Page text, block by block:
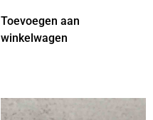
Toevoegen aan
winkelwagen